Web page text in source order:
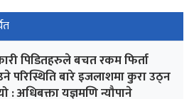
पिडितहरुले बचत रकम फिर्ता
परिस्थिति बारे इजलाशमा कुरा उठ्न
: अधिबक्ता यज्ञमणि न्यौपाने